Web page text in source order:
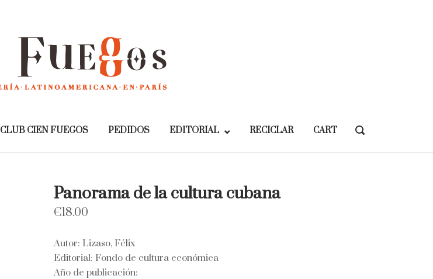
CLUB CIEN FUEGOS PEDIDOS EDITORIAL RECICLAR CART
OPEN
BAR
Panorama de la cultura cubana
€18.00
Autor: Lizaso, Félix
Editorial: Fondo de cultura económica
Año de publicación: